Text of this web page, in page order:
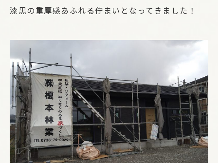
漆黒の重厚感あふれる佇まいとなってきました！